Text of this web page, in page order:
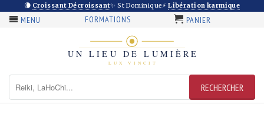
🌘 Croissant Décroissant✨ St Dominique⚡Libération karmique
MENU FORMATIONS PANIER